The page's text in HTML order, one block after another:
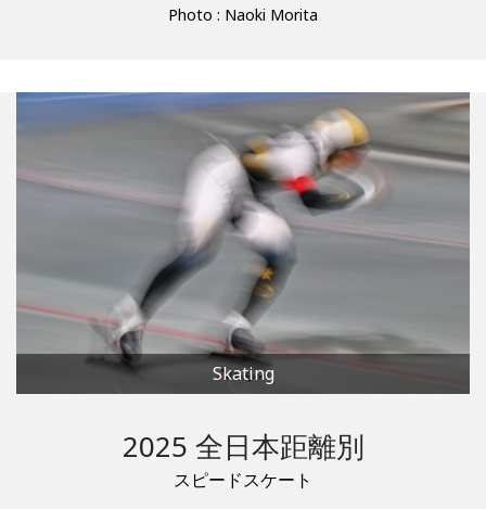
Photo : Naoki Morita
Skating
2025 全日本距離別
スピードスケート